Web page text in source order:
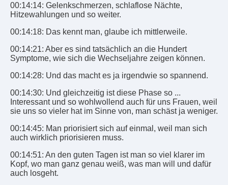
00:14:14: Gelenkschmerzen, schlaflose Nächte,
Hitzewahlungen und so weiter.
00:14:18: Das kennt man, glaube ich mittlerweile.
00:14:21: Aber es sind tatsächlich an die Hundert
Symptome, wie sich die Wechseljahre zeigen können.
00:14:28: Und das macht es ja irgendwie so spannend.
00:14:30: Und gleichzeitig ist diese Phase so ...
Interessant und so wohlwollend auch für uns Frauen, weil
sie uns so vieler hat im Sinne von, man schäst ja weniger.
00:14:45: Man priorisiert sich auf einmal, weil man sich
auch wirklich priorisieren muss.
00:14:51: An den guten Tagen ist man so viel klarer im
Kopf, wo man ganz genau weiß, was man will und dafür
auch losgeht.